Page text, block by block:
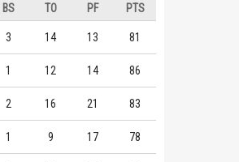
BS TO PF PTS
3 14 13 81
1 12 14 86
2 16 21 83
1 9 17 78